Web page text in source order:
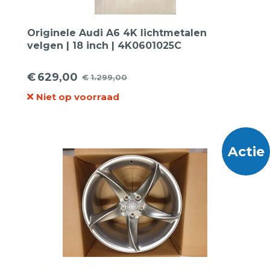
Originele Audi A6 4K lichtmetalen
velgen | 18 inch | 4K0601025C
€1.299,00
Oorspronkelijke
prijs
€629,00
Huidige
prijs
Niet op voorraad
Actie